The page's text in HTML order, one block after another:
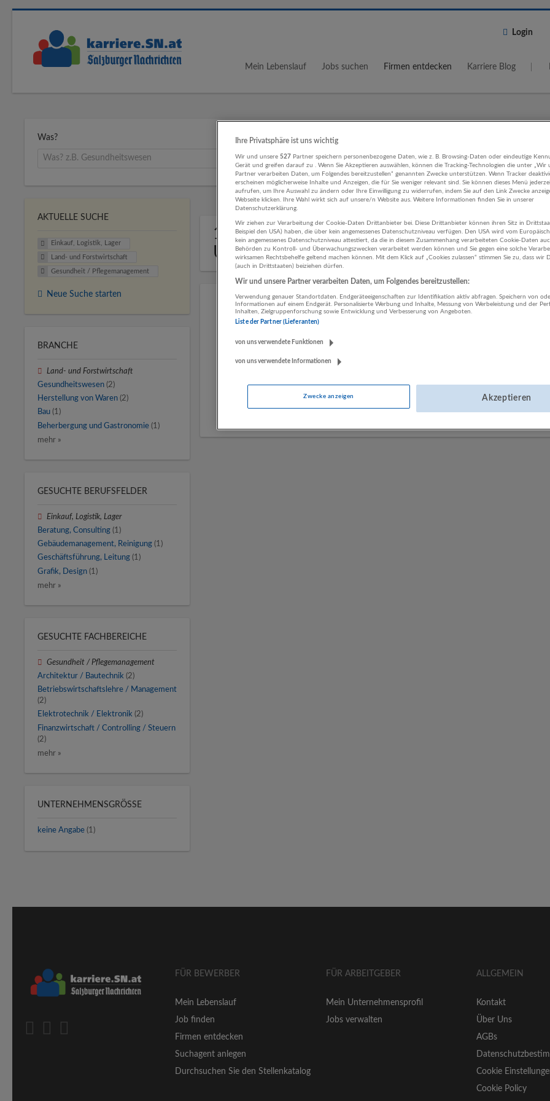
Login
Mein Lebenslauf Jobs suchen Firmen entdecken Karriere Blog
Was? Wo?
5 km
1 Einkauf, Logistik, Lager Land- und
Unternehmen
LUGSTEIN CONSULTING
Bergheim bei Salzburg
Energieversorgung | Finanz- und Versicherungsleistungen |
Gesundheitswesen | Herstellung von Waren | IT-Dienstleistungen |
Öffentliche Verwaltung | Rechtsberatung und Wirtschaftsprüfung |
Sonstige Dienstleistungen | Sozialwesen | Verkehr | Verlagswesen |
AKTUELLE SUCHE
Einkauf, Logistik, Lager
Land- und Forstwirtschaft
Gesundheit / Pflegemanagement
Neue Suche starten
BRANCHE
Land- und Forstwirtschaft
Gesundheitswesen (2)
Herstellung von Waren (2)
Bau (1)
Beherbergung und Gastronomie (1)
mehr »
GESUCHTE BERUFSFELDER
Einkauf, Logistik, Lager
Beratung, Consulting (1)
Gebäudemanagement, Reinigung (1)
Geschäftsführung, Leitung (1)
Grafik, Design (1)
mehr »
GESUCHTE FACHBEREICHE
Gesundheit / Pflegemanagement
Architektur / Bautechnik (2)
Betriebswirtschaftslehre / Management
(2)
Elektrotechnik / Elektronik (2)
Finanzwirtschaft / Controlling / Steuern
(2)
mehr »
UNTERNEHMENSGRÖSSE
keine Angabe (1)
FÜR BEWERBER
Mein Lebenslauf
Job finden
Firmen entdecken
Suchagent anlegen
Durchsuchen Sie den Stellenkatalog
FÜR ARBEITGEBER
Mein Unternehmensprofil
Jobs verwalten
ALLGEMEIN
Kontakt
Über Uns
AGBs
Cookie
Cookie Policy
Ihre Privatsphäre ist uns wichtig
Wir und unsere 527 Partner speichern personenbezogene Daten, wie z. B. Browsing-Daten oder eindeutige
Gerät und greifen darauf zu . Wenn Sie Akzeptieren auswählen, können die Tracking-Technologien die unter „Wir
Partner verarbeiten Daten, um Folgendes bereitzustellen“ genannten Zwecke unterstützen. Wenn Tracker
erscheinen möglicherweise Inhalte und Anzeigen, die für Sie weniger relevant sind. Sie können dieses Menü
aufrufen, um Ihre Auswahl zu ändern oder Ihre Einwilligung zu widerrufen, indem Sie auf den Link Zwecke
Webseite klicken. Ihre Wahl wirkt sich auf unsere/n Website aus. Weitere Informationen finden Sie in unserer
Datenschutzerklärung.
Wir ziehen zur Verarbeitung der Cookie-Daten Drittanbieter bei. Diese Drittanbieter können ihren Sitz in
Beispiel den USA) haben, die über kein angemessenes Datenschutzniveau verfügen. Den USA wird vom
kein angemessenes Datenschutzniveau attestiert, da die in diesem Zusammenhang verarbeiteten Cookie-Daten
Behörden zu Kontroll- und Überwachungszwecken verarbeitet werden können und Sie gegen eine solche
wirksamen Rechtsbehelfe geltend machen können. Mit dem Klick auf „Cookies zulassen“ stimmen Sie zu, dass wir
(auch in Drittstaaten) beiziehen dürfen.
Wir und unsere Partner verarbeiten Daten, um Folgendes bereitzustellen:
Verwendung genauer Standortdaten. Endgeräteeigenschaften zur Identifikation aktiv abfragen. Speichern von
Informationen auf einem Endgerät. Personalisierte Werbung und Inhalte, Messung von Werbeleistung und der
Inhalten, Zielgruppenforschung sowie Entwicklung und Verbesserung von Angeboten.
Liste der Partner (Lieferanten)
von uns verwendete Funktionen
von uns verwendete Informationen
Zwecke anzeigen Akzeptieren